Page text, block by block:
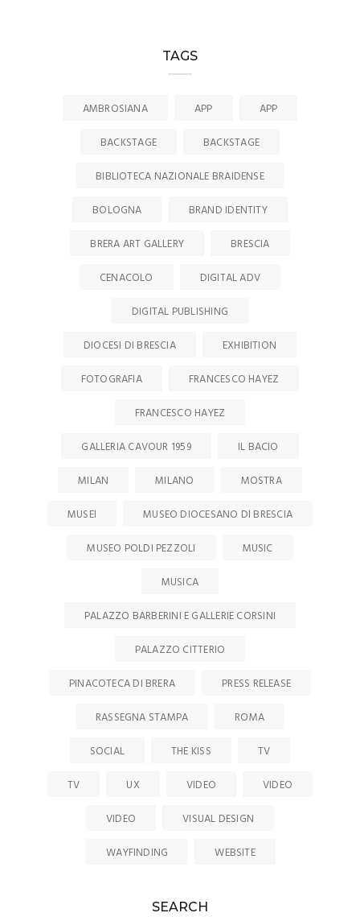
TAGS
AMBROSIANA APP
APP
BACKSTAGE
BACKSTAGE
BIBLIOTECA NAZIONALE BRAIDENSE
BOLOGNA
BRAND IDENTITY
BRERA ART GALLERY
BRESCIA
CENACOLO
DIGITAL ADV
DIGITAL PUBLISHING
DIOCESI DI BRESCIA
EXHIBITION
FOTOGRAFIA
FRANCESCO HAYEZ
FRANCESCO HAYEZ
GALLERIA CAVOUR 1959
IL BACIO
MILAN
MILANO
MOSTRA
MUSEI
MUSEO DIOCESANO DI BRESCIA
MUSEO POLDI PEZZOLI
MUSIC
MUSICA
PALAZZO BARBERINI E GALLERIE CORSINI
PALAZZO CITTERIO
PINACOTECA DI BRERA
PRESS RELEASE
RASSEGNA STAMPA
ROMA
SOCIAL
THE KISS
TV
TV
UX VIDEO
VIDEO
VIDEO
VISUAL DESIGN
WAYFINDING
WEBSITE
SEARCH